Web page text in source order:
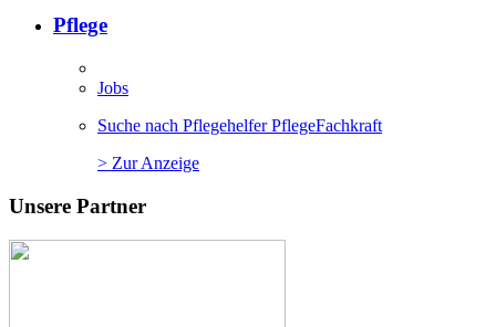
Pflege
Jobs
Suche nach Pflegehelfer PflegeFachkraft
> Zur Anzeige
Unsere Partner